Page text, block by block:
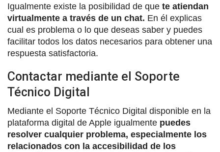
Igualmente existe la posibilidad de que te atiendan
virtualmente a través de un chat. En él explicas
cual es problema o lo que deseas saber y puedes
facilitar todos los datos necesarios para obtener una
respuesta satisfactoria.
Contactar mediante el Soporte
Técnico Digital
Mediante el Soporte Técnico Digital disponible en la
plataforma digital de Apple igualmente puedes
resolver cualquier problema, especialmente los
relacionados con la accesibilidad de los